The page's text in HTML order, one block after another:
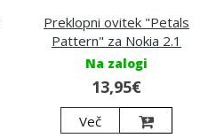
Preklopni ovitek "Petals
Pattern" za Nokia 2.1
Na zalogi
13,95€
Več